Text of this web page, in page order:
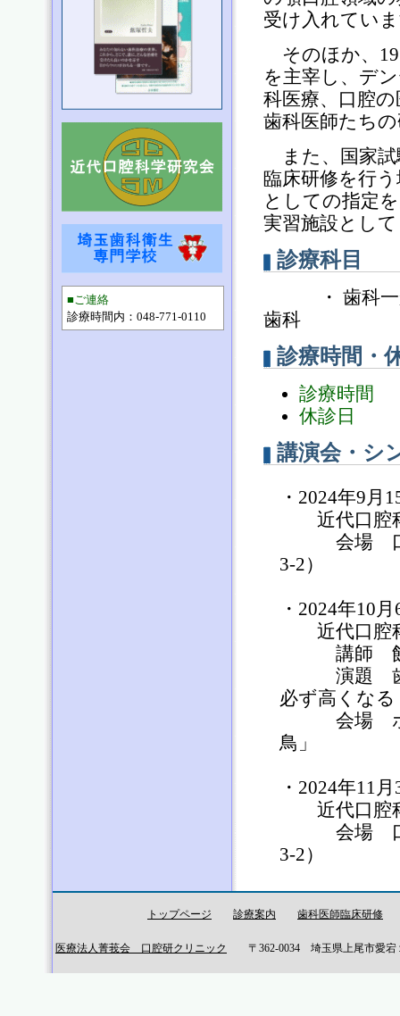
■ご連絡
診療時間内：048-771-0110
受け入れてい
そのほか、
を主宰し、デ
科医療、口腔
歯科医師たち
また、国家試
臨床研修を行
としての指定
実習施設とし
診療科目
・ 歯科一
歯科
診療時間・
診療時間
休診日
講演会・シ
トップページ 診療案内 歯科医師臨床研修
医療法人菁莪会 口腔研クリニック 〒362-0034 埼玉県上